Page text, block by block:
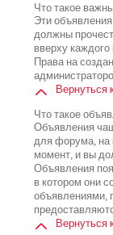
Что такое
Эти
должны
вверху
Права на
Вернуться
Что такое
Объявления
для форума, на
момент, и вы
Объявления
в котором они
объявлениями,
Вернуться